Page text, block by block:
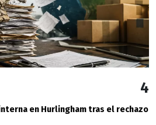
4
en Hurlingham tras el rechazo